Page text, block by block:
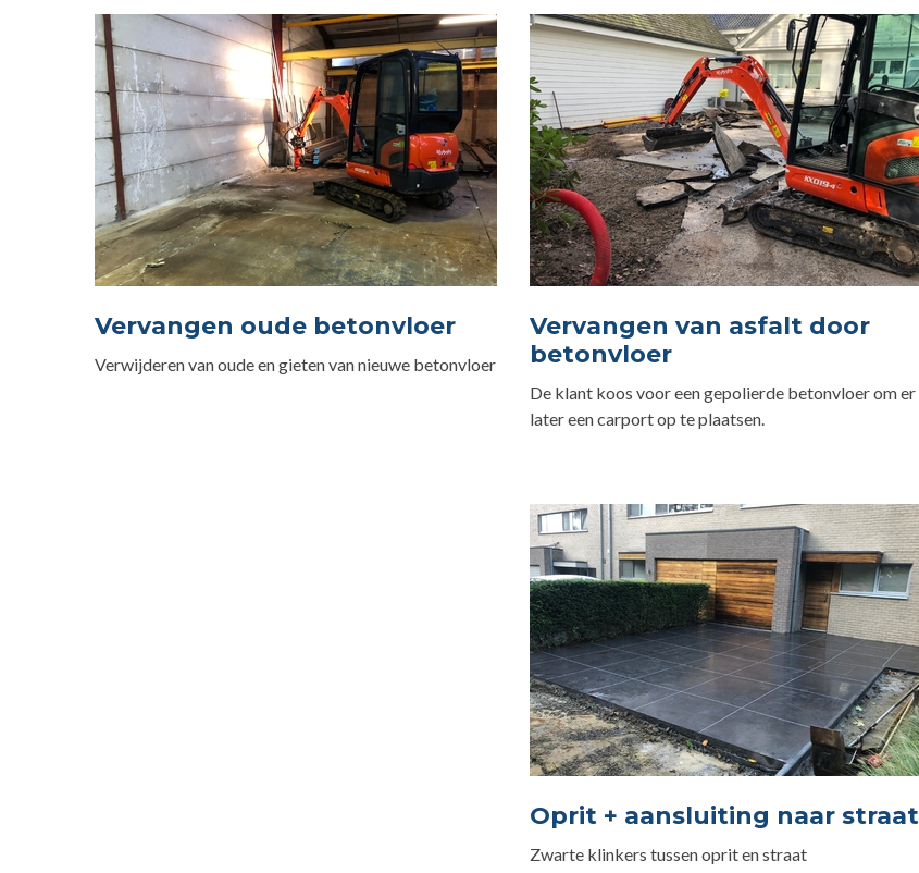
Vervangen oude betonvloer
Verwijderen van oude en gieten van nieuwe betonvloer
Vervangen van asfalt door
betonvloer
De klant koos voor een gepolierde betonvloer om er
later een carport op te plaatsen.
Oprit + aansluiting naar straat
Zwarte klinkers tussen oprit en straat